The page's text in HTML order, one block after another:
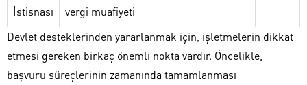
İstisnası
vergi muafiyeti
Devlet desteklerinden yararlanmak için, işletmelerin dikkat
etmesi gereken birkaç önemli nokta vardır. Öncelikle,
başvuru süreçlerinin zamanında tamamlanması